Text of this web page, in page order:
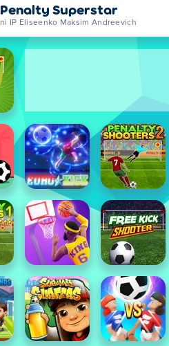
Penalty Superstar
ni IP Eliseenko Maksim Andreevich